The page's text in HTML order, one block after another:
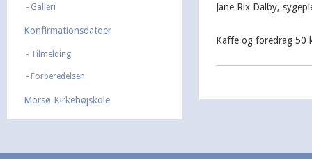
Galleri
Konfirmationsdatoer
Tilmelding
Forberedelsen
Morsø Kirkehøjskole
Jane Rix Dalby,
Kaffe og foredrag 50